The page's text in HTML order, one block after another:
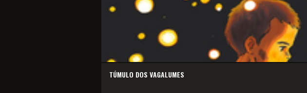
TÚMULO DOS VAGALUMES